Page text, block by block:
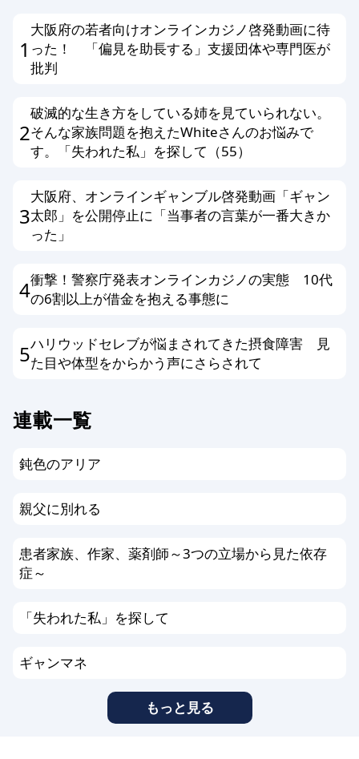
1
大阪府の若者向けオンラインカジノ啓発動画に待
った！ 「偏見を助長する」支援団体や専門医が
批判
2
破滅的な生き方をしている姉を見ていられない。
そんな家族問題を抱えたWhiteさんのお悩みで
す。「失われた私」を探して（55）
3
大阪府、オンラインギャンブル啓発動画「ギャン
太郎」を公開停止に「当事者の言葉が一番大きか
った」
4衝撃！警察庁発表オンラインカジノの実態 10代
の6割以上が借金を抱える事態に
5ハリウッドセレブが悩まされてきた摂食障害 見
た目や体型をからかう声にさらされて
連載一覧
鈍色のアリア
親父に別れる
患者家族、作家、薬剤師～3つの立場から見た依存
症～
「失われた私」を探して
ギャンマネ
もっと見る